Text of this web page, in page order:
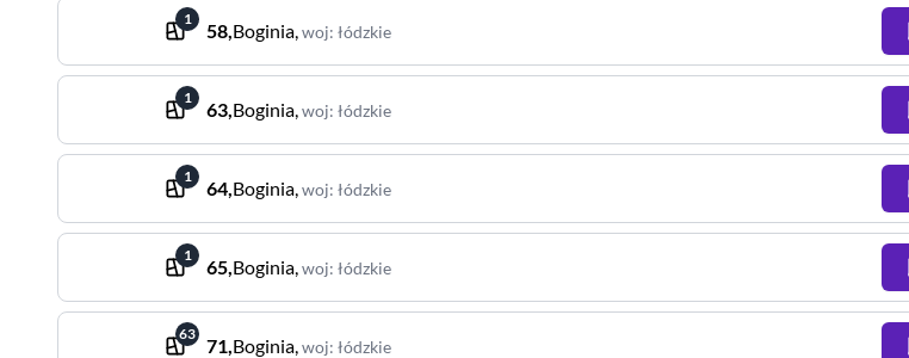
1
58,Boginia,woj: łódzkie
1
63,Boginia,woj: łódzkie
1
64,Boginia,woj: łódzkie
1
65,Boginia,woj: łódzkie
63
71,Boginia,woj: łódzkie